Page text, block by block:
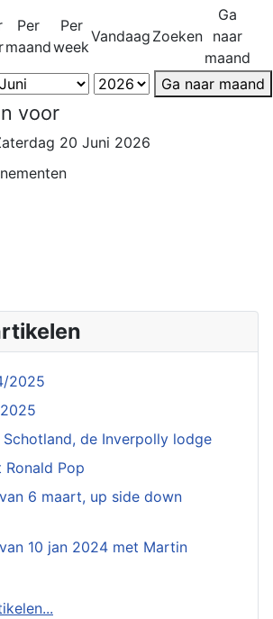
Per
maand
Per
week
Vandaag Zoeken
Ga
naar
maand
Ga naar maand
voor
20 Juni 2026
2025
de Inverpolly lodge
Ronald Pop
6 maart, up side down
10 jan 2024 met Martin